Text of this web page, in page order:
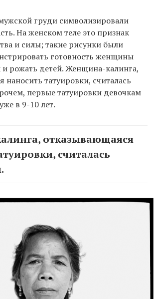
груди символизировали
На женском теле это признак
и силы; такие рисунки были
готовность женщины
и рожать детей. Женщина-калинга,
наносить татуировки, считалась
первые татуировки девочкам
в 9-10 лет.
отказывающаяся
считалась